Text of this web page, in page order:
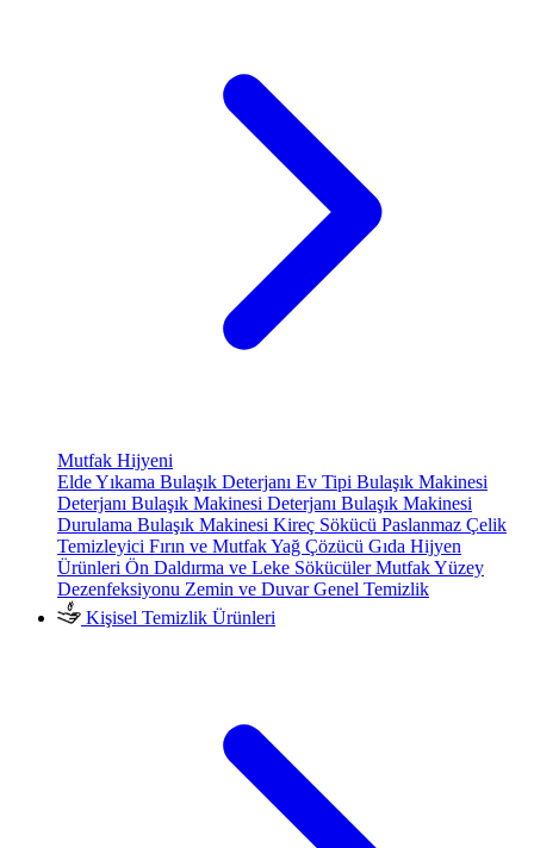
Mutfak Hijyeni
Elde Yıkama Bulaşık Deterjanı Ev Tipi Bulaşık Makinesi
Deterjanı Bulaşık Makinesi Deterjanı Bulaşık Makinesi
Durulama Bulaşık Makinesi Kireç Sökücü Paslanmaz Çelik
Temizleyici Fırın ve Mutfak Yağ Çözücü Gıda Hijyen
Ürünleri Ön Daldırma ve Leke SökücülerMutfak Yüzey
Dezenfeksiyonu Zemin ve Duvar Genel Temizlik
Kişisel Temizlik Ürünleri